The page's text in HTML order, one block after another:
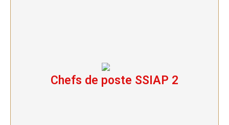
Chefs de poste SSIAP 2
Chefs de poste SSIAP 2